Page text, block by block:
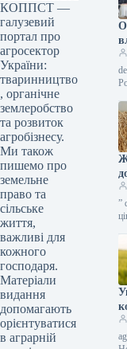
КОППСТ —
галузевий
портал про
агросектор
України:
тваринництво
, органічне
землеробство
та розвиток
агробізнесу.
Ми також
пишемо про
земельне
право та
сільське
життя,
важливі для
кожного
господаря.
Матеріали
видання
допомагають
орієнтуватися
в аграрній
”